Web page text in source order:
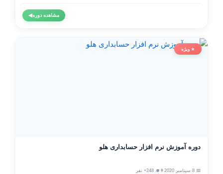
مشاهده دوره◀
⭐ ویژه
دوره آموزش نرم افزار حسابداری هلو
📅 8 سپتامبر 2020 👨‍🎓 248+ نفر